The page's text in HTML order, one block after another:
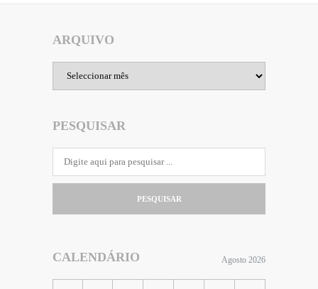
ARQUIVO
PESQUISAR
PESQUISAR
CALENDÁRIO Agosto 2026